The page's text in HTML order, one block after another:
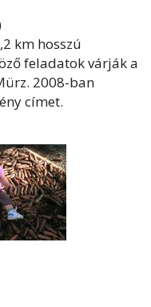
km hosszú
feladatok várják a
2008-ban
címet.